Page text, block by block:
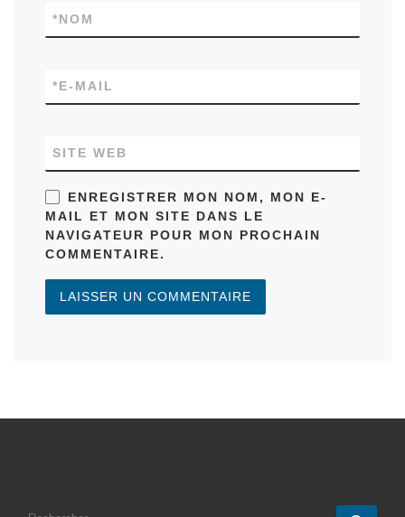
NOM
*
E-MAIL
*
SITE WEB
ENREGISTRER MON NOM, MON E-
MAIL ET MON SITE DANS LE
NAVIGATEUR POUR MON PROCHAIN
COMMENTAIRE.
RECHERCHER